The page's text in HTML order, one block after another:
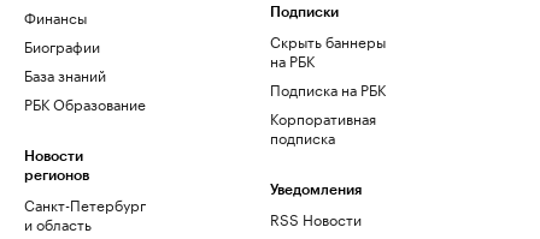
Финансы
Биографии
База знаний
РБК Образование
Новости
регионов
Санкт-Петербург
и область
Подписки
Скрыть баннеры
на РБК
Подписка на РБК
Корпоративная
подписка
Уведомления
RSS Новости